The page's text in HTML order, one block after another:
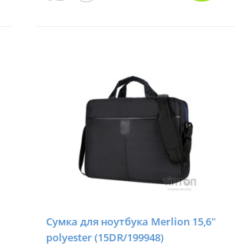
Сумка для ноутбука Merlion 15,6"
polyester (15DR/199948)